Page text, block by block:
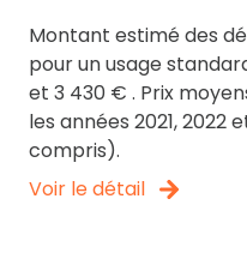
Montant estimé des
pour un usage
et 3 430 € . Prix
les années 2021, 2022
compris).
Voir le détail